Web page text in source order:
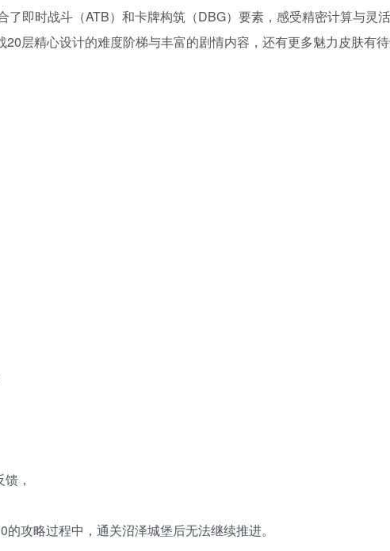
即时战斗（ATB）和卡牌构筑（DBG）要素，感受精密计算与灵
层精心设计的难度阶梯与丰富的剧情内容，还有更多魅力皮肤有待
，
攻略过程中，通关沼泽城堡后无法继续推进。